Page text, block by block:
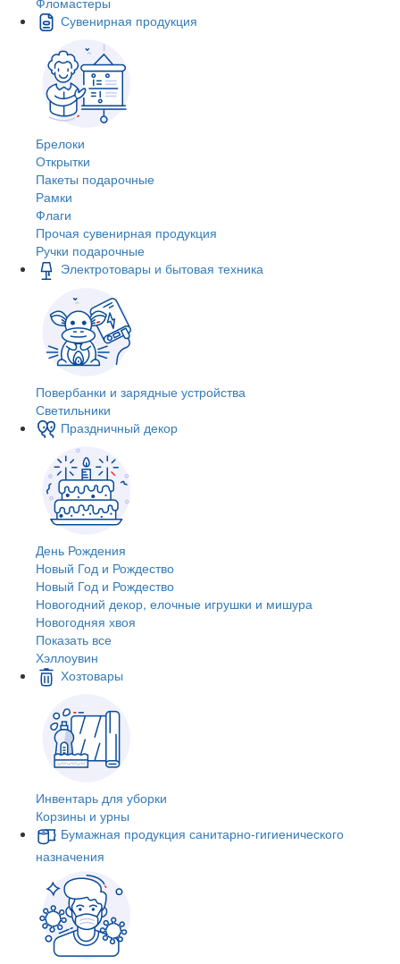
Сувенирная продукция
Брелоки
Открытки
Пакеты подарочные
Рамки
Флаги
Прочая сувенирная продукция
Ручки подарочные
Электротовары и бытовая техника
Повербанки и зарядные устройства
Светильники
Праздничный декор
День Рождения
Новый Год и Рождество
Новый Год и Рождество
Новогодний декор, елочные игрушки и мишура
Новогодняя хвоя
Показать все
Хэллоувин
Хозтовары
Инвентарь для уборки
Корзины и урны
Бумажная продукция санитарно-гигиенического
назначения